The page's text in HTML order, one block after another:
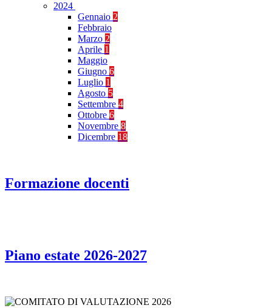
2024
Gennaio 2
Febbraio
Marzo 2
Aprile 1
Maggio
Giugno 6
Luglio 1
Agosto 5
Settembre 4
Ottobre 6
Novembre 8
Dicembre 18
Formazione docenti
Piano estate 2026-2027